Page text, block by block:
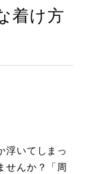
着け方
浮いてしまっ
せんか？「周